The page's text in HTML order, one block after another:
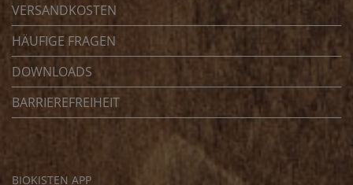
VERSANDKOSTEN
HÄUFIGE FRAGEN
DOWNLOADS
BARRIEREFREIHEIT
BIOKISTEN APP